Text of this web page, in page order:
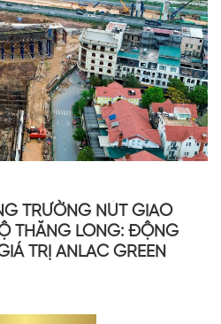
TRƯỜNG NÚT GIAO
THĂNG LONG: ĐỘNG
TRỊ ANLAC GREEN